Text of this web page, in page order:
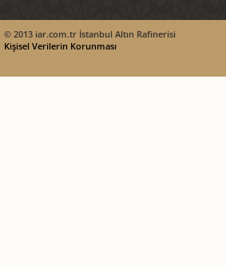
© 2013 iar.com.tr İstanbul Altın Rafinerisi
Kişisel Verilerin Korunması